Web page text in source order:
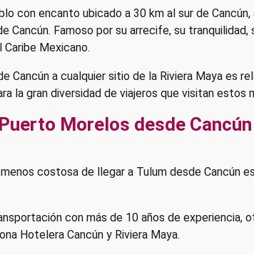
con encanto ubicado a 30 km al sur de
Cancún. Famoso por su arrecife, su
Mexicano.
Cancún a cualquier sitio de la Riviera Maya es
la gran diversidad de viajeros que visitan estos
Morelos desde
costosa de llegar a Tulum desde Cancún
con más de 10 años de experiencia,
Hotelera Cancún y Riviera Maya.